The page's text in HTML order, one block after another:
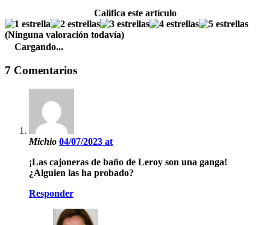
Califica este artículo
(Ninguna valoración todavía)
Cargando...
7 Comentarios
Michio 04/07/2023 at
¡Las cajoneras de baño de Leroy son una ganga!
¿Alguien las ha probado?
Responder